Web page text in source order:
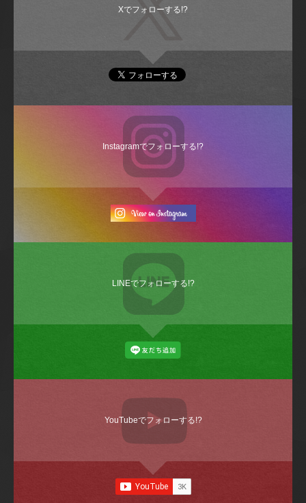
Xでフォローする!?
Instagramでフォローする!?
LINEでフォローする!?
YouTubeでフォローする!?